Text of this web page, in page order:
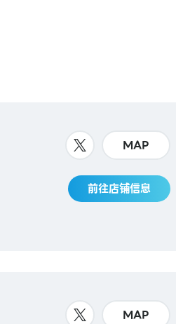
MAP
前往店铺信息
MAP